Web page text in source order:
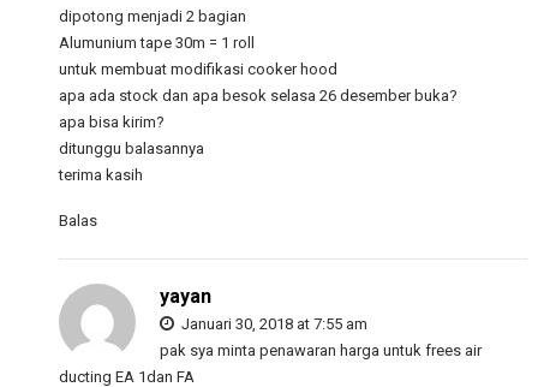
dipotong menjadi 2 bagian
Alumunium tape 30m = 1 roll
untuk membuat modifikasi cooker hood
apa ada stock dan apa besok selasa 26 desember buka?
apa bisa kirim?
ditunggu balasannya
terima kasih
Balas
yayan
Januari 30, 2018 at 7:55 am
pak sya minta penawaran harga untuk frees air
ducting EA 1dan FA